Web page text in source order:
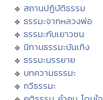
สถานปฏิบัติธรรม
ธรรมะจากหลวงพ่อ
ธรรมะกับเยาวชน
นิทานธรรมะบันเทิง
ธรรมะบรรยาย
บทความธรรมะ
กวีธรรมะ